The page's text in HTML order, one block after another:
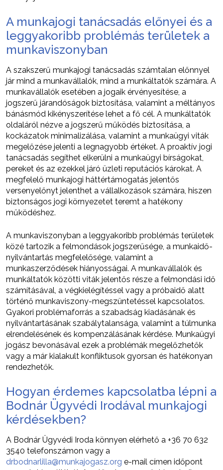
A munkajogi tanácsadás előnyei és a
leggyakoribb problémás területek a
munkaviszonyban
A szakszerű munkajogi tanácsadás számtalan előnnyel
jár mind a munkavállalók, mind a munkáltatók számára. A
munkavállalók esetében a jogaik érvényesítése, a
jogszerű járandóságok biztosítása, valamint a méltányos
bánásmód kikényszerítése lehet a fő cél. A munkáltatók
oldaláról nézve a jogszerű működés biztosítása, a
kockázatok minimalizálása, valamint a munkaügyi viták
megelőzése jelenti a legnagyobb értéket. A proaktív jogi
tanácsadás segíthet elkerülni a munkaügyi bírságokat,
pereket és az ezekkel járó üzleti reputációs károkat. A
megfelelő munkajogi háttértámogatás jelentős
versenyelőnyt jelenthet a vállalkozások számára, hiszen
biztonságos jogi környezetet teremt a hatékony
működéshez.
A munkaviszonyban a leggyakoribb problémás területek
közé tartozik a felmondások jogszerűsége, a munkaidő-
nyilvántartás megfelelősége, valamint a
munkaszerződések hiányosságai. A munkavállalók és
munkáltatók közötti viták jelentős része a felmondási idő
számításával, a végkielégítéssel vagy a próbaidő alatt
történő munkaviszony-megszüntetéssel kapcsolatos.
Gyakori problémaforrás a szabadság kiadásának és
nyilvántartásának szabálytalansága, valamint a túlmunka
elrendelésének és kompenzálásának kérdése. Munkaügyi
jogász bevonásával ezek a problémák megelőzhetők
vagy a már kialakult konfliktusok gyorsan és hatékonyan
rendezhetők.
Hogyan érdemes kapcsolatba lépni a
Bodnár Ügyvédi Irodával munkajogi
kérdésekben?
A Bodnár Ügyvédi Iroda könnyen elérhető a +36 70 632
3540 telefonszámon vagy a
drbodnarlilla@munkajogasz.org e-mail címen időpont